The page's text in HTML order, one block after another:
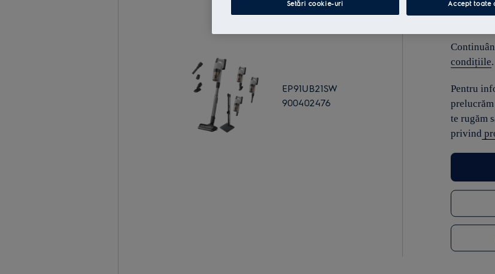
EP91UB21SW
900402476
condițiile.
Pentru
te rugăm
privind
Setări cookie-uri Accept toate